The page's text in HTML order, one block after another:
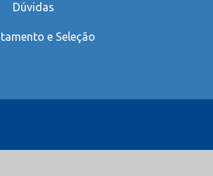
Dúvidas
e Seleção